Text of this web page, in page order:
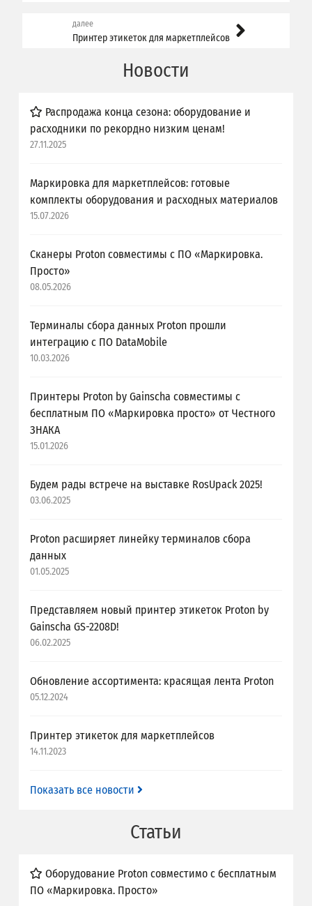
далее
Принтер этикеток для маркетплейсов
Новости
Распродажа конца сезона: оборудование и
расходники по рекордно низким ценам!
27.11.2025
Маркировка для маркетплейсов: готовые
комплекты оборудования и расходных материалов
15.07.2026
Сканеры Proton совместимы с ПО «Маркировка.
Просто»
08.05.2026
Терминалы сбора данных Proton прошли
интеграцию с ПО DataMobile
10.03.2026
Принтеры Proton by Gainscha совместимы с
бесплатным ПО «Маркировка просто» от Честного
ЗНАКА
15.01.2026
Будем рады встрече на выставке RosUpack 2025!
03.06.2025
Proton расширяет линейку терминалов сбора
данных
01.05.2025
Представляем новый принтер этикеток Proton by
Gainscha GS-2208D!
06.02.2025
Обновление ассортимента: красящая лента Proton
05.12.2024
Принтер этикеток для маркетплейсов
14.11.2023
Показать все новости
Статьи
Оборудование Proton совместимо с бесплатным
ПО «Маркировка. Просто»